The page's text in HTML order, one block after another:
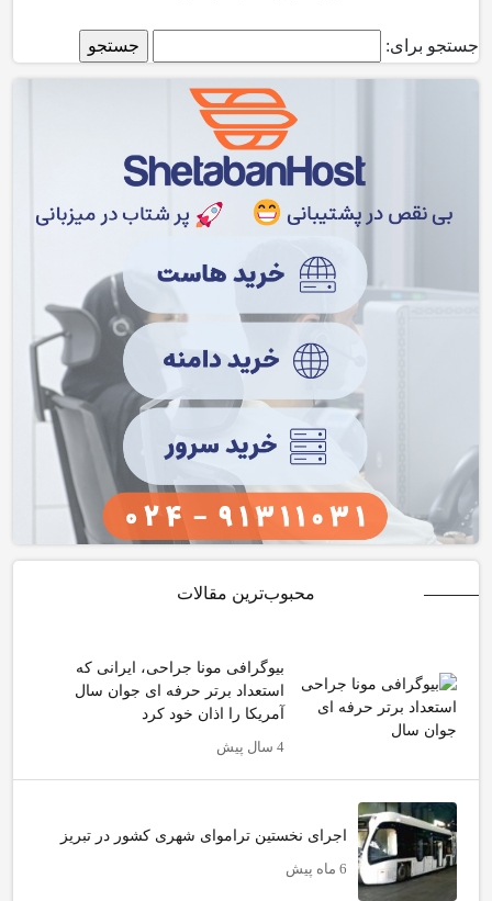
محبوب‌ترین مقالات
بیوگرافی مونا جراحی، ایرانی که
استعداد برتر حرفه ای جوان سال
آمریکا را اذان خود کرد
4 سال پیش
اجرای نخستین تراموای شهری کشور در تبریز
6 ماه پیش
جستجو برای: